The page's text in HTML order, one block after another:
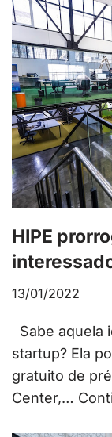
HIPE
13/01/2022
Sabe aquela
startup? Ela
gratuito de
Center,…